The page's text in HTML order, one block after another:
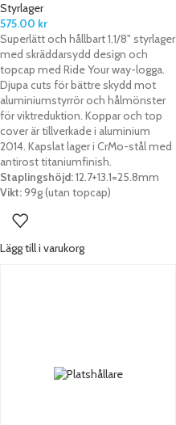
Styrlager
575.00 kr
Superlätt och hållbart 1.1/8" styrlager
med skräddarsydd design och
topcap med Ride Your way-logga.
Djupa cuts för bättre skydd mot
aluminiumstyrrör och hålmönster
för viktreduktion. Koppar och top
cover är tillverkade i aluminium
2014. Kapslat lager i CrMo-stål med
antirost titaniumfinish.
Staplingshöjd:12.7+13.1=25.8mm
Vikt:99g (utan topcap)
Lägg till i varukorg